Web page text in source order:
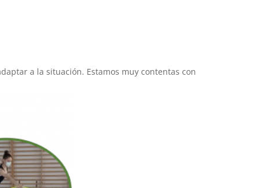
a la situación. Estamos muy contentas con